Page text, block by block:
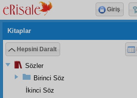
Kitaplar
Hepsini Daralt
Sözler
Birinci Söz
İkinci Söz
Giriş